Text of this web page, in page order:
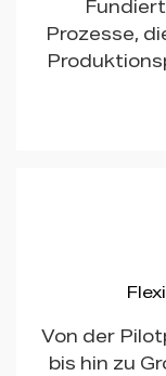
Prozesse,
Von der
bis hin zu